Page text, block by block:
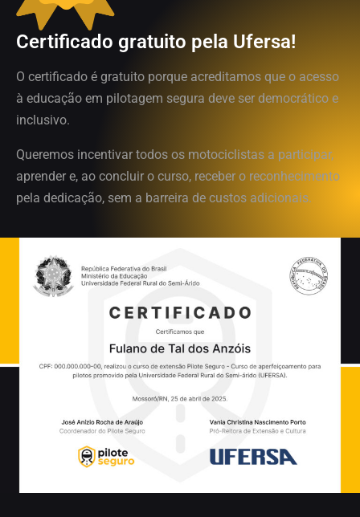
Certificado gratuito pela Ufersa!
O certificado é gratuito porque acreditamos que o acesso
à educação em pilotagem segura deve ser democrático e
inclusivo.
Queremos incentivar todos os motociclistas a participar,
aprender e, ao concluir o curso, receber o reconhecimento
pela dedicação, sem a barreira de custos adicionais.